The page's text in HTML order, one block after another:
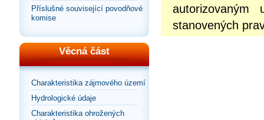
Příslušné související povodňové
komise
Věcná část
Charakteristika zájmového území
Hydrologické údaje
Charakteristika ohrožených
stanovených